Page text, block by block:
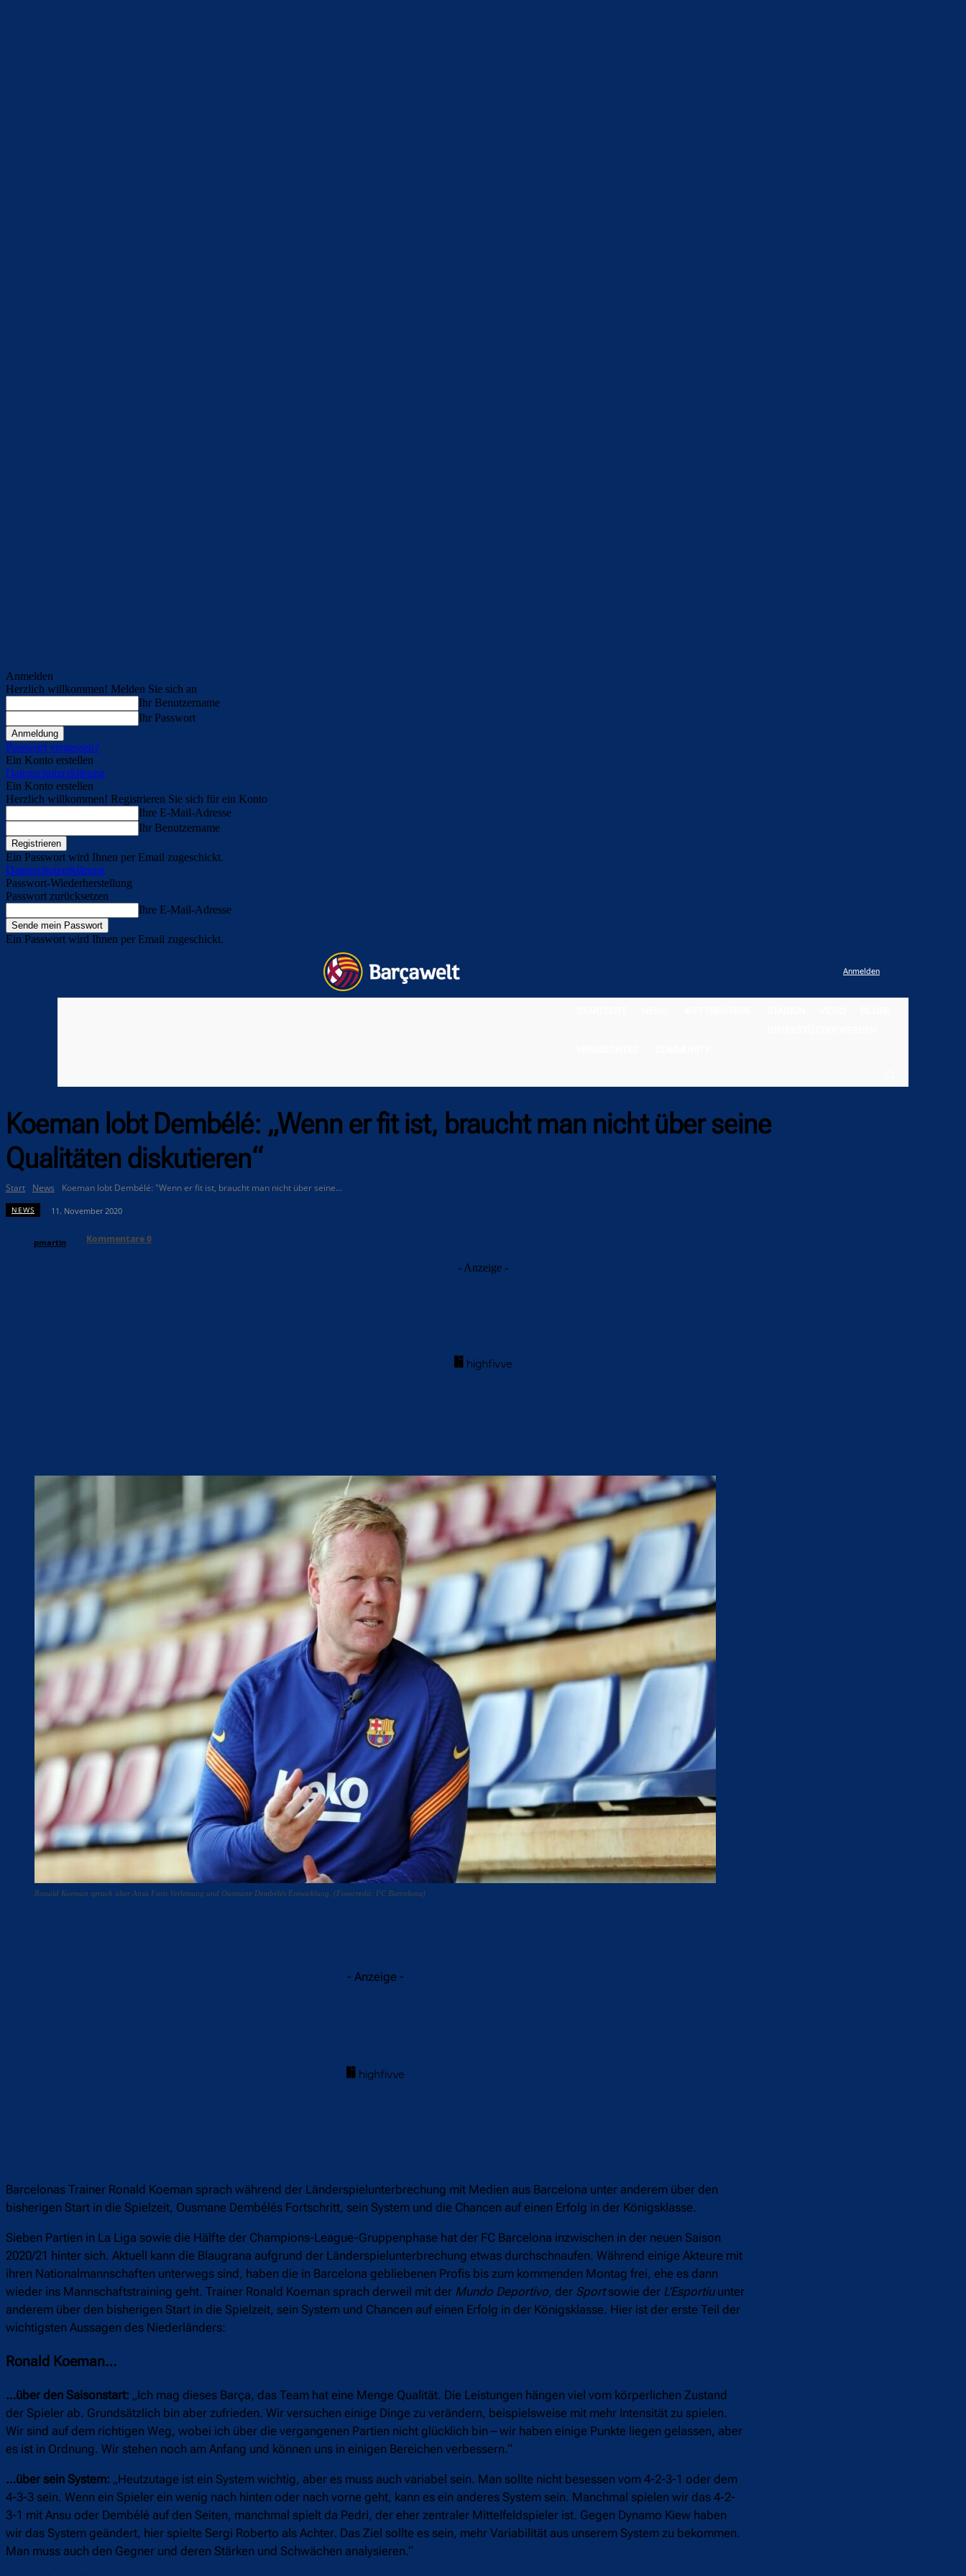
Anmelden
Herzlich willkommen! Melden Sie sich an
Ihr Benutzername
Ihr Passwort
Passwort vergessen?
Ein Konto erstellen
Datenschutzerklärung
Ein Konto erstellen
Herzlich willkommen! Registrieren Sie sich für ein Konto
Ihre E-Mail-Adresse
Ihr Benutzername
Ein Passwort wird Ihnen per Email zugeschickt.
Datenschutzerklärung
Passwort-Wiederherstellung
Passwort zurücksetzen
Ihre E-Mail-Adresse
Ein Passwort wird Ihnen per Email zugeschickt.
Anmelden
Koeman lobt Dembélé: „Wenn er fit ist, braucht man nicht über seine
Qualitäten diskutieren“
Start News Koeman lobt Dembélé: "Wenn er fit ist, braucht man nicht über seine...
NEWS 11. November 2020
pmartin Kommentare0
- Anzeige -
Ronald Koeman sprach über Ansu Fatis Verletzung und Ousmane Dembélés Entwicklung. (Fotocredit: FC Barcelona)
- Anzeige -
Barcelonas Trainer Ronald Koeman sprach während der Länderspielunterbrechung mit Medien aus Barcelona unter anderem über den
bisherigen Start in die Spielzeit, Ousmane Dembélés Fortschritt, sein System und die Chancen auf einen Erfolg in der Königsklasse.
Sieben Partien in La Liga sowie die Hälfte der Champions-League-Gruppenphase hat der FC Barcelona inzwischen in der neuen Saison
2020/21 hinter sich. Aktuell kann die Blaugrana aufgrund der Länderspielunterbrechung etwas durchschnaufen. Während einige Akteure mit
ihren Nationalmannschaften unterwegs sind, haben die in Barcelona gebliebenen Profis bis zum kommenden Montag frei, ehe es dann
wieder ins Mannschaftstraining geht. Trainer Ronald Koeman sprach derweil mit der Mundo Deportivo, der Sportsowie der L’Esportiuunter
anderem über den bisherigen Start in die Spielzeit, sein System und Chancen auf einen Erfolg in der Königsklasse. Hier ist der erste Teil der
wichtigsten Aussagen des Niederländers:
Ronald Koeman…
…über den Saisonstart: „Ich mag dieses Barça, das Team hat eine Menge Qualität. Die Leistungen hängen viel vom körperlichen Zustand
der Spieler ab. Grundsätzlich bin aber zufrieden. Wir versuchen einige Dinge zu verändern, beispielsweise mit mehr Intensität zu spielen.
Wir sind auf dem richtigen Weg, wobei ich über die vergangenen Partien nicht glücklich bin – wir haben einige Punkte liegen gelassen, aber
es ist in Ordnung. Wir stehen noch am Anfang und können uns in einigen Bereichen verbessern.“
…über sein System: „Heutzutage ist ein System wichtig, aber es muss auch variabel sein. Man sollte nicht besessen vom 4-2-3-1 oder dem
4-3-3 sein. Wenn ein Spieler ein wenig nach hinten oder nach vorne geht, kann es ein anderes System sein. Manchmal spielen wir das 4-2-
3-1 mit Ansu oder Dembélé auf den Seiten, manchmal spielt da Pedri, der eher zentraler Mittelfeldspieler ist. Gegen Dynamo Kiew haben
wir das System geändert, hier spielte Sergi Roberto als Achter. Das Ziel sollte es sein, mehr Variabilität aus unserem System zu bekommen.
Man muss auch den Gegner und deren Stärken und Schwächen analysieren.“